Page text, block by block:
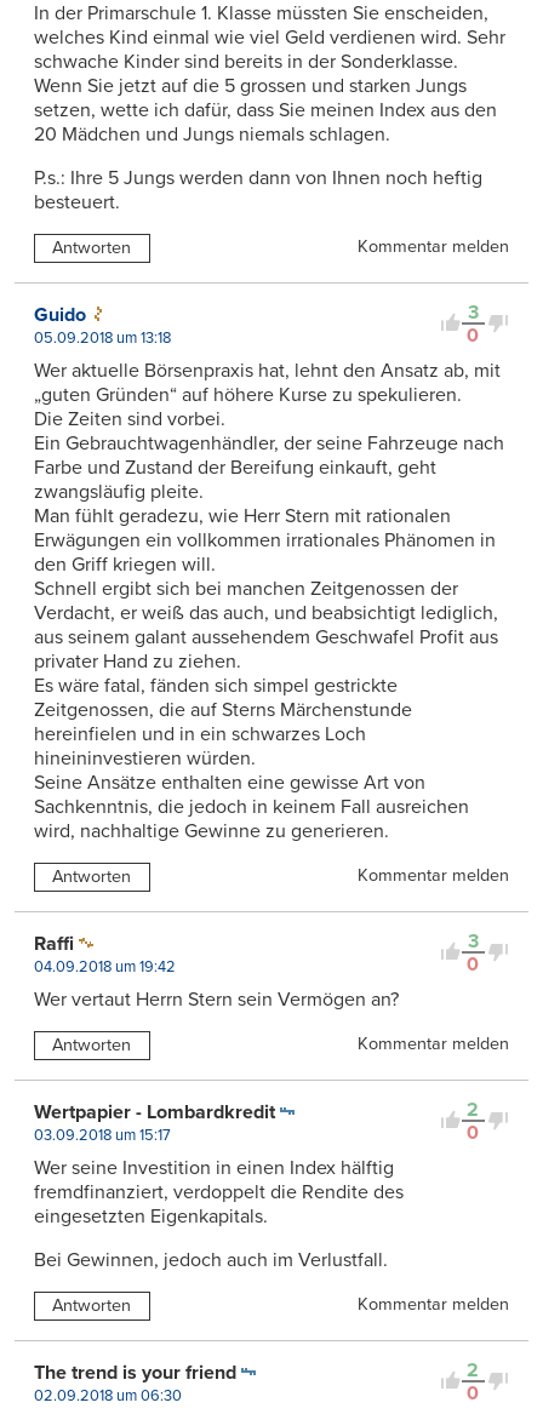
In der Primarschule 1. Klasse müssten Sie enscheiden,
welches Kind einmal wie viel Geld verdienen wird. Sehr
schwache Kinder sind bereits in der Sonderklasse.
Wenn Sie jetzt auf die 5 grossen und starken Jungs
setzen, wette ich dafür, dass Sie meinen Index aus den
20 Mädchen und Jungs niemals schlagen.
P.s.: Ihre 5 Jungs werden dann von Ihnen noch heftig
besteuert.
Antworten Kommentar melden
3
0
Guido
05.09.2018 um 13:18
Wer aktuelle Börsenpraxis hat, lehnt den Ansatz ab, mit
„guten Gründen“ auf höhere Kurse zu spekulieren.
Die Zeiten sind vorbei.
Ein Gebrauchtwagenhändler, der seine Fahrzeuge nach
Farbe und Zustand der Bereifung einkauft, geht
zwangsläufig pleite.
Man fühlt geradezu, wie Herr Stern mit rationalen
Erwägungen ein vollkommen irrationales Phänomen in
den Griff kriegen will.
Schnell ergibt sich bei manchen Zeitgenossen der
Verdacht, er weiß das auch, und beabsichtigt lediglich,
aus seinem galant aussehendem Geschwafel Profit aus
privater Hand zu ziehen.
Es wäre fatal, fänden sich simpel gestrickte
Zeitgenossen, die auf Sterns Märchenstunde
hereinfielen und in ein schwarzes Loch
hineininvestieren würden.
Seine Ansätze enthalten eine gewisse Art von
Sachkenntnis, die jedoch in keinem Fall ausreichen
wird, nachhaltige Gewinne zu generieren.
Antworten Kommentar melden
3
0
Raffi
04.09.2018 um 19:42
Wer vertaut Herrn Stern sein Vermögen an?
Antworten Kommentar melden
2
0
Wertpapier - Lombardkredit
03.09.2018 um 15:17
Wer seine Investition in einen Index hälftig
fremdfinanziert, verdoppelt die Rendite des
eingesetzten Eigenkapitals.
Bei Gewinnen, jedoch auch im Verlustfall.
Antworten Kommentar melden
2
0
The trend is your friend
02.09.2018 um 06:30